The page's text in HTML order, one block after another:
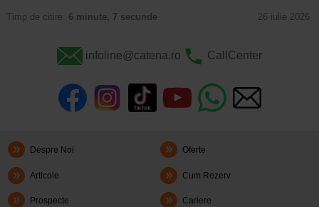
Timp de citire: 6 minute, 7 secunde 26 iulie 2026
infoline@catena.ro CallCenter
Despre Noi Oferte
Articole Cum Rezerv
Prospecte Cariere